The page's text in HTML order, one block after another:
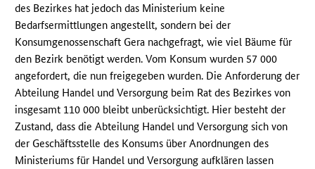
des Bezirkes hat jedoch das Ministerium keine
Bedarfsermittlungen angestellt, sondern bei der
Konsumgenossenschaft Gera nachgefragt, wie viel Bäume für
den Bezirk benötigt werden. Vom Konsum wurden 57 000
angefordert, die nun freigegeben wurden. Die Anforderung der
Abteilung Handel und Versorgung beim Rat des Bezirkes von
insgesamt 110 000 bleibt unberücksichtigt. Hier besteht der
Zustand, dass die Abteilung Handel und Versorgung sich von
der Geschäftsstelle des Konsums über Anordnungen des
Ministeriums für Handel und Versorgung aufklären lassen